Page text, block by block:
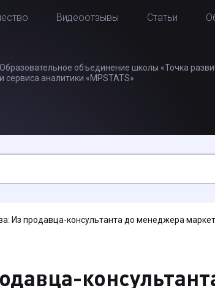
Видеоотзывы Статьи
Образовательное объединение школы «Точка
и сервиса аналитики «MPSTATS»
Из продавца-консультанта до менеджера